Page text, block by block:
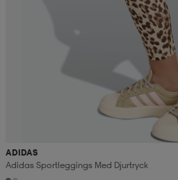
ADIDAS
Adidas Sportleggings Med Djurtryck